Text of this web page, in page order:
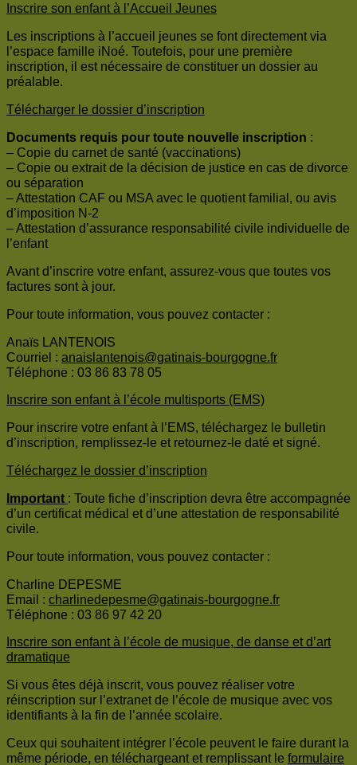
Inscrire son enfant à l’Accueil Jeunes
Les inscriptions à l’accueil jeunes se font directement via
l’espace famille iNoé. Toutefois, pour une première
inscription, il est nécessaire de constituer un dossier au
préalable.
Télécharger le dossier d’inscription
Documents requis pour toute nouvelle inscription :
– Copie du carnet de santé (vaccinations)
– Copie ou extrait de la décision de justice en cas de divorce
ou séparation
– Attestation CAF ou MSA avec le quotient familial, ou avis
d’imposition N-2
– Attestation d’assurance responsabilité civile individuelle de
l’enfant
Avant d’inscrire votre enfant, assurez-vous que toutes vos
factures sont à jour.
Pour toute information, vous pouvez contacter :
Anaïs LANTENOIS
Courriel : anaislantenois@gatinais-bourgogne.fr
Téléphone : 03 86 83 78 05
Inscrire son enfant à l’école multisports (EMS)
Pour inscrire votre enfant à l’EMS, téléchargez le bulletin
d’inscription, remplissez-le et retournez-le daté et signé.
Téléchargez le dossier d’inscription
Important : Toute fiche d’inscription devra être accompagnée
d’un certificat médical et d’une attestation de responsabilité
civile.
Pour toute information, vous pouvez contacter :
Charline DEPESME
Email : charlinedepesme@gatinais-bourgogne.fr
Téléphone : 03 86 97 42 20
Inscrire son enfant à l’école de musique, de danse et d’art
dramatique
Si vous êtes déjà inscrit, vous pouvez réaliser votre
réinscription sur l’extranet de l’école de musique avec vos
identifiants à la fin de l’année scolaire.
Ceux qui souhaitent intégrer l’école peuvent le faire durant la
même période, en téléchargeant et remplissant le formulaire